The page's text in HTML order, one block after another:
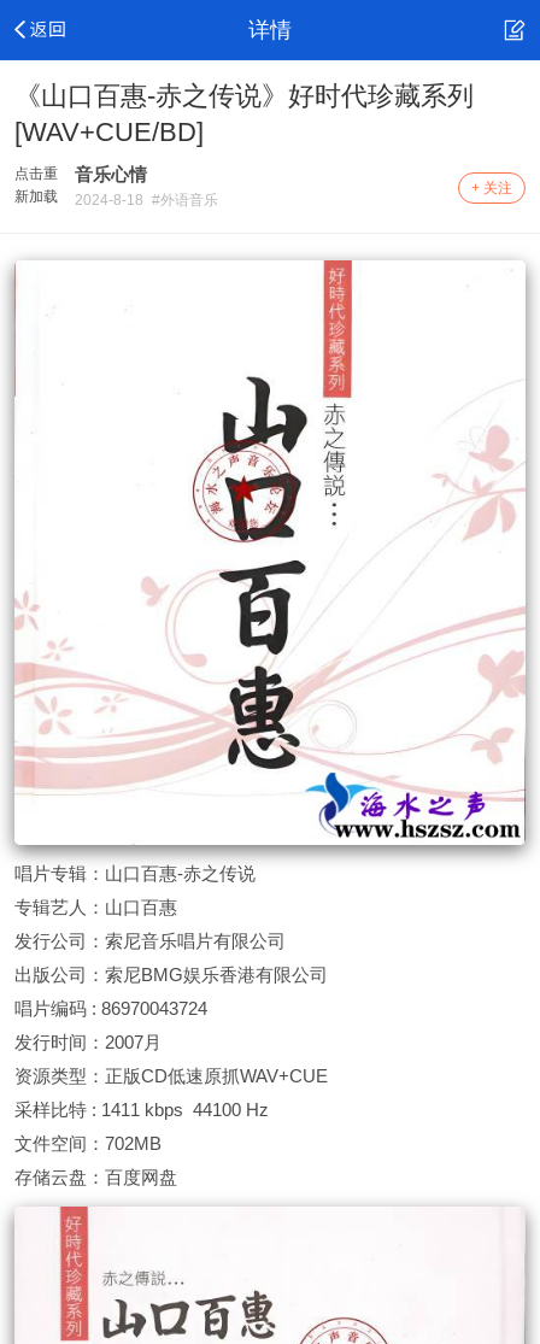
详情
《山口百惠-赤之传说》好时代珍藏系列
[WAV+CUE/BD]
点击重
新加载
音乐心情
2024-8-18 #外语音乐
+ 关注
唱片专辑：山口百惠-赤之传说
专辑艺人：山口百惠
发行公司：索尼音乐唱片有限公司
出版公司：索尼BMG娱乐香港有限公司
唱片编码 : 86970043724
发行时间：2007月
资源类型：正版CD低速原抓WAV+CUE
采样比特 : 1411 kbps 44100 Hz
文件空间：702MB
存储云盘：百度网盘